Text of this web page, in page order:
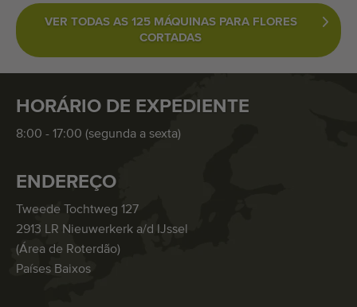
VER TODAS AS 125 MÁQUINAS PARA FLORES
CORTADAS
HORÁRIO DE EXPEDIENTE
8:00 - 17:00 (segunda a sexta)
ENDEREÇO
Tweede Tochtweg 127
2913 LR Nieuwerkerk a/d IJssel
(Área de Roterdão)
Países Baixos